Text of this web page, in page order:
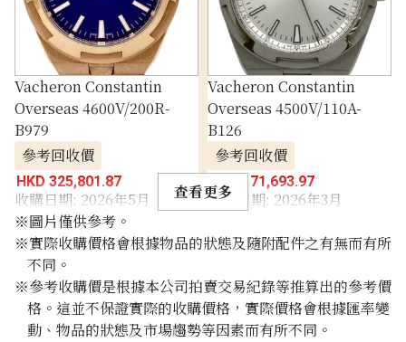
Vacheron Constantin
Overseas 4600V/200R-
B979
參考回收價
HKD 325,801.87
收購日期: 2026年5月
Vacheron Constantin
Overseas 4500V/110A-
B126
參考回收價
HKD 171,693.97
收購日期: 2026年3月
查看更多
※圖片僅供參考。
※實際收購價格會根據物品的狀態及隨附配件之有無而有所
不同。
※參考收購價是根據本公司拍賣交易紀錄等推算出的參考價
格。這並不保證實際的收購價格，實際價格會根據匯率變
動、物品的狀態及市場趨勢等因素而有所不同。